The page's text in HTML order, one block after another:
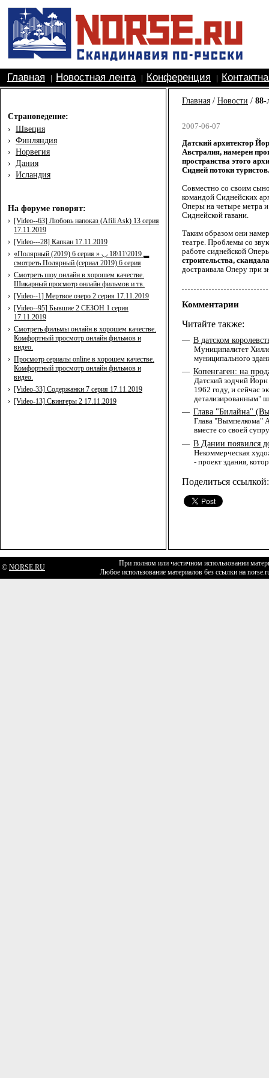
Главная Новостная лента| Конференция
Страноведение:
› Швеция
› Финляндия
› Норвегия
› Дания
› Исландия
На форуме говорят:
› [Video--63] Любовь напоказ (Afili Ask) 13 серия
17.11.2019
› [Video---28] Капкан 17.11.2019
› «Полярный (2019) 6 серия » ◡ 18\11\2019 ▂
смотреть Полярный (сериал 2019) 6 серия
› Смотреть шоу онлайн в хорошем качестве.
Шикарный просмотр онлайн фильмов и тв.
› [Video--1] Мертвое озеро 2 серия 17.11.2019
› [Video--95] Бывшие 2 СЕЗОН 1 серия
17.11.2019
› Смотреть фильмы онлайн в хорошем качестве.
Комфортный просмотр онлайн фильмов и
видео.
› Просмотр сериалы online в хорошем качестве.
Комфортный просмотр онлайн фильмов и
видео.
› [Video-33] Содержанки 7 серия 17.11.2019
› [Video-13] Свингеры 2 17.11.2019
Главная / Новости / 88-
2007-06-07
Датский архитектор
Австралия, намерен
пространства этого
Сидней потоки туристов.
Совместно со своим
командой Сиднейских
Оперы на четыре метра и
Сиднейской гавани.
Таким образом они
театре. Проблемы со
работе сиднейской
строительства,
достраивала Оперу при
Комментарии
Читайте также:
— В датском
Муниципалитет
муниципального
— Копенгаген: на
Датский зодчий Йорн
1962 году, и сейчас
детализированным"
— Глава "Билайна"
Глава "Вымпелкома"
вместе со своей
— В Дании появился
Некоммерческая
- проект здания,
Поделиться ссылкой:
© NORSE.RU
При полном или частичном использовании
Любое использование материалов без ссылки на